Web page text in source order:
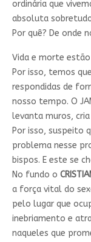
ordinária que
absoluta
Por quê? De onde
Vida e morte
Por isso, temos
respondidas de
nosso tempo. O
levanta muros,
Por isso, suspeito
problema nesse
bispos. E este se
No fundo o
a força vital do
pelo lugar que
inebriamento e
naqueles que